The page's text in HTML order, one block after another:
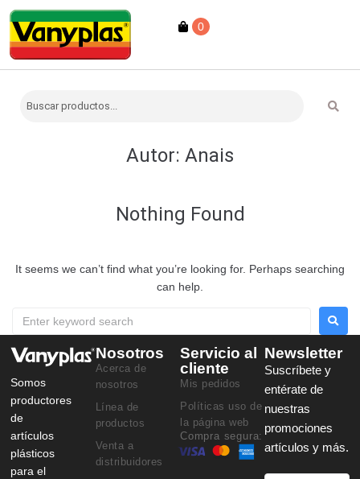
0
Autor: Anais
Nothing Found
It seems we can’t find what you’re looking for. Perhaps searching
can help.
Somos
productores
de
artículos
plásticos
para el
Nosotros
Acerca de
nosotros
Línea de
productos
Venta a
distribuidores
Servicio al
cliente
Mis pedidos
Políticas uso de
la página web
Compra segura:
Newsletter
Suscríbete y
entérate de
nuestras
promociones
artículos y más.